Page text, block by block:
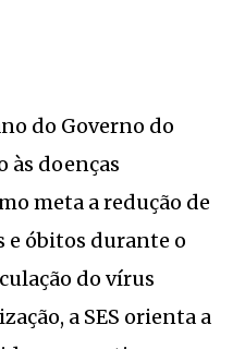
do Governo do
às doenças
meta a redução de
e óbitos durante o
do vírus
a SES orienta a